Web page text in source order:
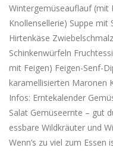
Wintergemüseauflauf (mit
Knollensellerie) Suppe mit
Hirtenkäse
Schinkenwürfeln
mit Feigen) Feigen-Senf-
karamellisierten Maronen
Infos: Erntekalender
Salat Gemüseernte – gut
essbare Wildkräuter und
Wenn’s zu viel zum